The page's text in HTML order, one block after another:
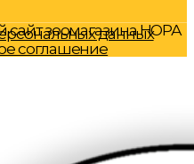
сайт зоомагазина НОРА
данных
соглашение